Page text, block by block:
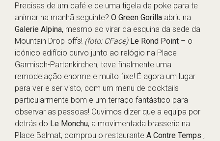
Precisas de um café e de uma tigela de poke para te
animar na manhã seguinte? O Green Gorilla abriu na
Galerie Alpina, mesmo ao virar da esquina da sede da
Mountain Drop-offs! (foto: CFace) Le Rond Point – o
icónico edifício curvo junto ao relógio na Place
Garmisch-Partenkirchen, teve finalmente uma
remodelação enorme e muito fixe! É agora um lugar
para ver e ser visto, com um menu de cocktails
particularmente bom e um terraço fantástico para
observar as pessoas! Ouvimos dizer que a equipa por
detrás do Le Monchu, a movimentada brasserie na
Place Balmat, comprou o restaurante A Contre Temps ,